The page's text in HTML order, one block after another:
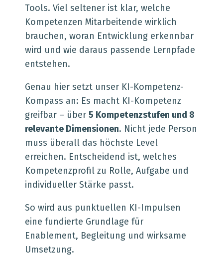
Tools. Viel seltener ist klar, welche
Kompetenzen Mitarbeitende wirklich
brauchen, woran Entwicklung erkennbar
wird und wie daraus passende Lernpfade
entstehen.
Genau hier setzt unser KI-Kompetenz-
Kompass an: Es macht KI-Kompetenz
greifbar – über 5 Kompetenzstufen und 8
relevante Dimensionen. Nicht jede Person
muss überall das höchste Level
erreichen. Entscheidend ist, welches
Kompetenzprofil zu Rolle, Aufgabe und
individueller Stärke passt.
So wird aus punktuellen KI-Impulsen
eine fundierte Grundlage für
Enablement, Begleitung und wirksame
Umsetzung.